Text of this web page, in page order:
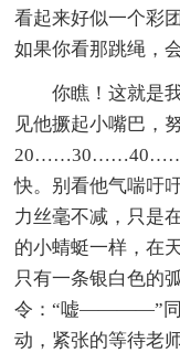
看起来好似一个彩
如果你看那跳绳，
你瞧！这就
见他撅起小嘴巴，
20……30……40……”
快。别看他气喘吁
力丝毫不减，只是
的小蜻蜓一样，在
只有一条银白色的
令：“嘘————”同
动，紧张的等待老